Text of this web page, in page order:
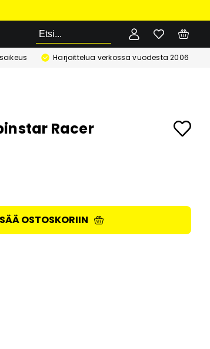
Etsi
Harjoittelua verkossa vuodesta 2006
Racer
OSTOSKORIIN